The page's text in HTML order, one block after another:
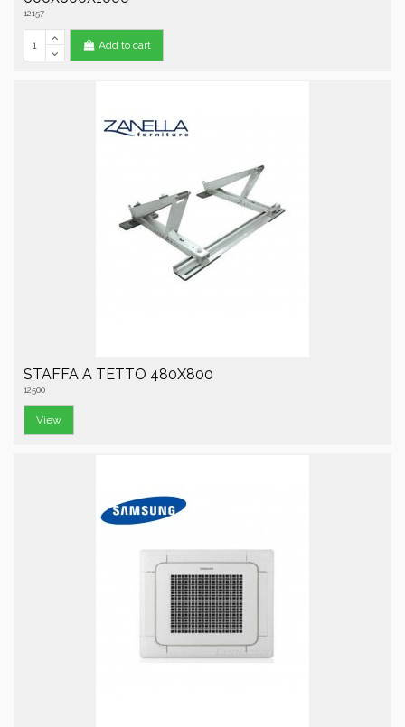
12157
Add to cart
STAFFA A TETTO 480X800
12500
View